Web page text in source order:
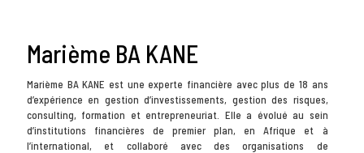
Marième BA KANE
Marième BA KANE est une experte financière avec plus de 18 ans
d’expérience en gestion d’investissements, gestion des risques,
consulting, formation et entrepreneuriat. Elle a évolué au sein
d’institutions financières de premier plan, en Afrique et à
l’international, et collaboré avec des organisations de